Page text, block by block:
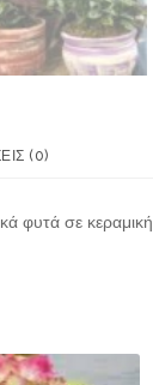
(0)
φυτά σε